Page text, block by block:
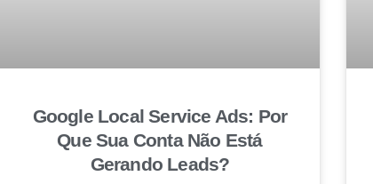
Google Local Service Ads: Por
Que Sua Conta Não Está
Gerando Leads?